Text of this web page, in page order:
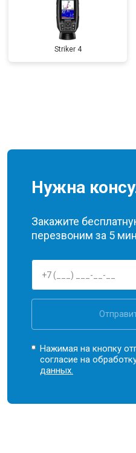
Striker 4
Нужна
Закажите
перезвоним за 5
Нажимая на кнопку
согласие на
данных.